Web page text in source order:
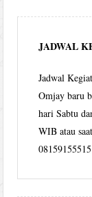
JADWAL
Jadwal
Omjay baru
hari Sabtu
WIB atau
08159155515